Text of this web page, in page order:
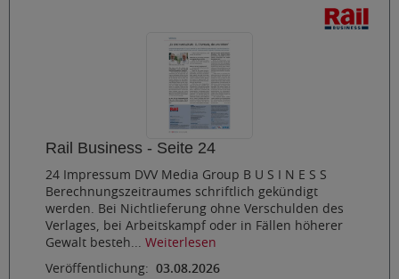
Rail Business - Seite 24
24 Impressum DVV Media Group B U S I N E S S
Berechnungszeitraumes schriftlich gekündigt
werden. Bei Nichtlieferung ohne Verschulden des
Verlages, bei Arbeitskampf oder in Fällen höherer
Gewalt besteh... Weiterlesen
Veröffentlichung:
03.08.2026